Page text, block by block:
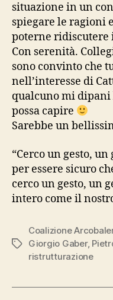
situazione in un
spiegare le ragioni
poterne
Con serenità.
sono convinto che
nell’interesse di
qualcuno mi dipani
possa capire
Sarebbe un
“Cerco un gesto,
per essere sicuro
cerco un gesto, un
intero come il
Tag
Coalizione
Giorgio Gaber,
ristrutturazione